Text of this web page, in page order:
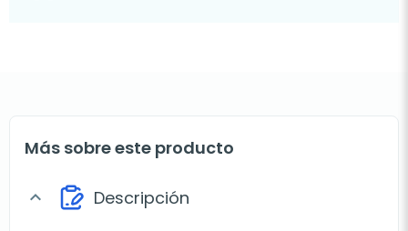
Más sobre este producto
expand_more Descripción